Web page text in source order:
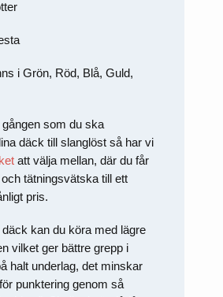
i Grön, Röd, Blå, Guld,
som du ska
däck till slanglöst så har vi
att välja mellan, där du får
och tätningsvätska till ett
pris.
däck kan du köra med lägre
vilket ger bättre grepp i
halt underlag, det minskar
punktering genom så